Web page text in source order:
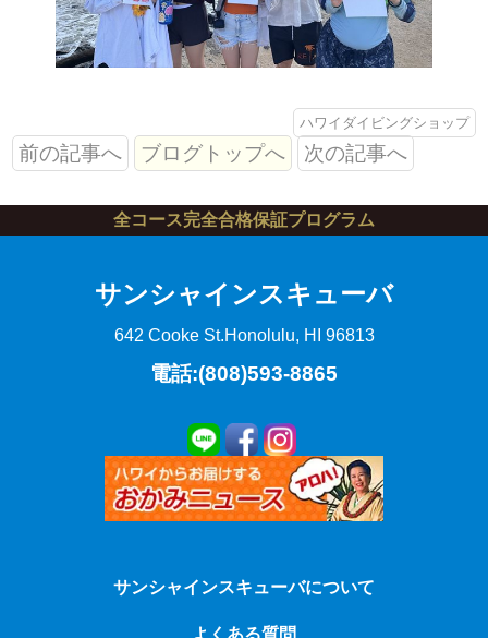
ハワイダイビングショップ
前の記事へ ブログトップへ 次の記事へ
全コース完全合格保証プログラム
サンシャインスキューバ
642 Cooke St.Honolulu, HI 96813
電話:(808)593-8865
サンシャインスキューバについて